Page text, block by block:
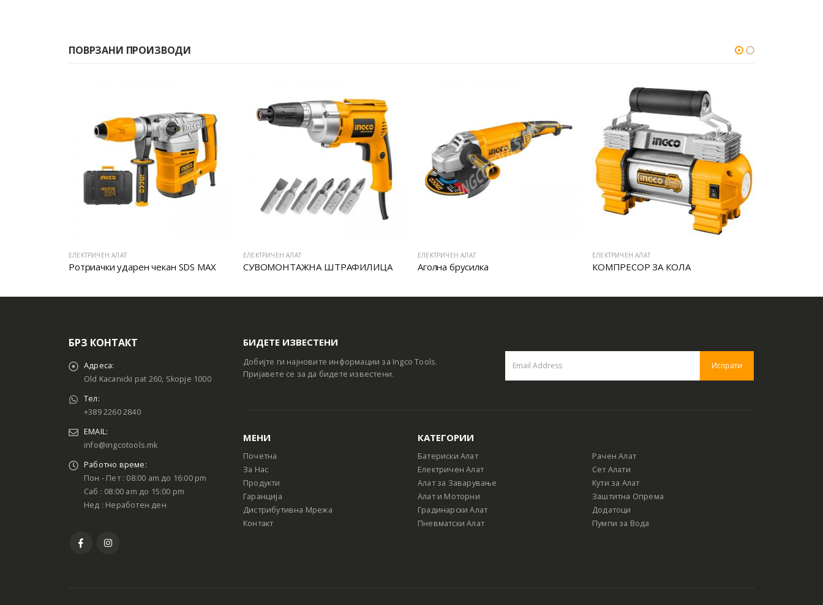
ПОВРЗАНИ ПРОИЗВОДИ
ЕЛЕКТРИЧЕН АЛАТ
Ротриачки ударен чекан SDS MAX
ЕЛЕКТРИЧЕН АЛАТ
СУВОМОНТАЖНА ШТРАФИЛИЦА
ЕЛЕКТРИЧЕН АЛАТ
Аголна брусилка
ЕЛЕКТРИЧЕН АЛАТ
КОМПРЕСОР ЗА КОЛА
БРЗ КОНТАКТ
Адреса:
Old Kacanicki pat 260, Skopje 1000
Тел:
+389 2260 2840
EMAIL:
info@ingcotools.mk
Работно време:
Пон - Пет : 08:00 am до 16:00 pm
Саб : 08:00 am до 15:00 pm
Нед : Неработен ден
БИДЕТЕ ИЗВЕСТЕНИ
Добијте ги најновите информации за Ingco Tools.
Пријавете се за да бидете известени.
МЕНИ
Почетна
За Нас
Продукти
Гаранција
Дистрибутивна Мрежа
Контакт
КАТЕГОРИИ
Батериски Алат
Електричен Алат
Алат за Заварување
Алат и Моторни
Градинарски Алат
Пневматски Алат
Рачен Алат
Сет Алати
Кути за Алат
Заштитна Опрема
Додатоци
Пумпи за Вода